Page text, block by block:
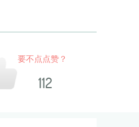
要不点点赞？
112